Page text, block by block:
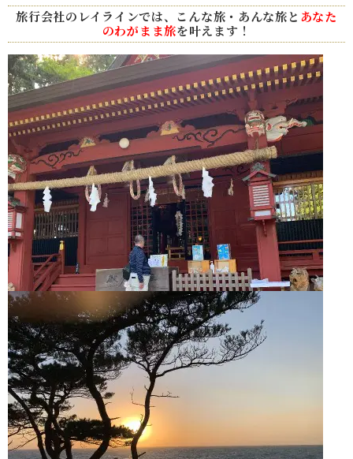
旅行会社のレイラインでは、こんな旅・あんな旅と あなた
のわがまま旅を叶えます！